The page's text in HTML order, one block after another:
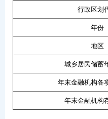
行政区划
年份
地区
城乡居民储蓄
年末金融机构各
年末金融机构